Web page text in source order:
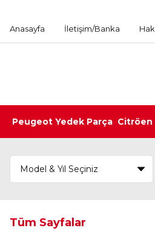
Anasayfa İletişim/Banka
Peugeot Yedek Parça Citröen
Tüm Sayfalar